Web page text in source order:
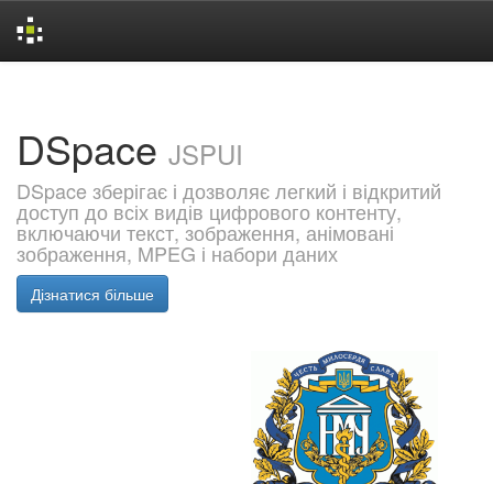
DSpace JSPUI
DSpace зберігає і дозволяє легкий і відкритий
доступ до всіх видів цифрового контенту,
включаючи текст, зображення, анімовані
зображення, MPEG і набори даних
Дізнатися більше